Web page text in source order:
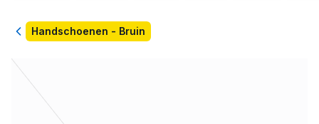
TerugHandschoenen - Bruin